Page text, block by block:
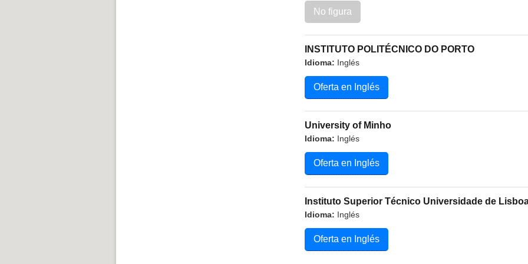
No figura
INSTITUTO POLITÉCNICO DO PORTO
Idioma: Inglés
Oferta en Inglés
University of Minho
Idioma: Inglés
Oferta en Inglés
Instituto Superior Técnico Universidade de
Idioma: Inglés
Oferta en Inglés